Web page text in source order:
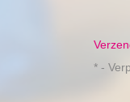
* -